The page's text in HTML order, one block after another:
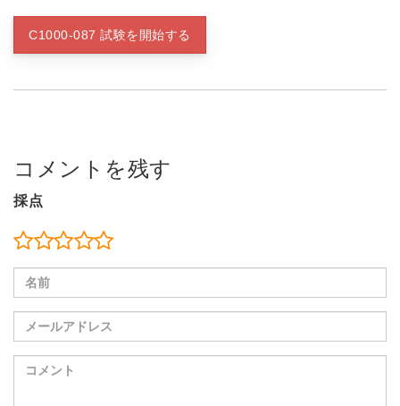
C1000-087 試験を開始する
コメントを残す
採点